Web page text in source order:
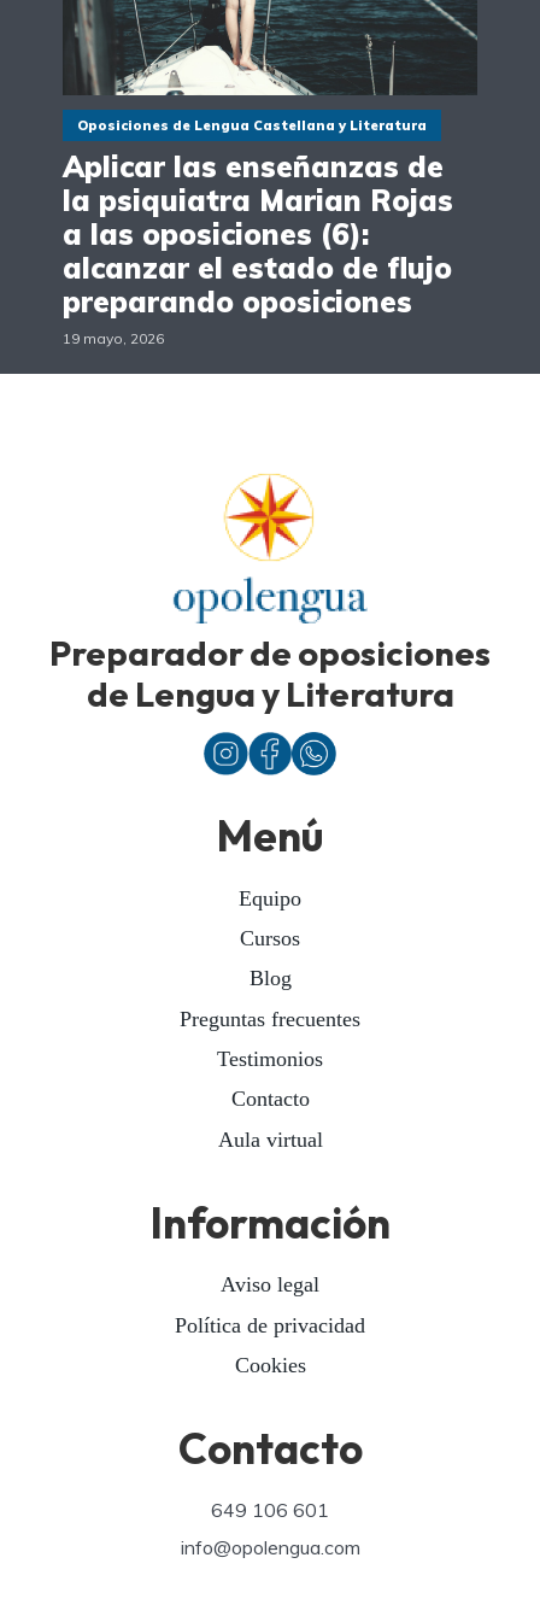
Oposiciones de Lengua Castellana y Literatura
Aplicar las enseñanzas de
la psiquiatra Marian Rojas
a las oposiciones (6):
alcanzar el estado de flujo
preparando oposiciones
19 mayo, 2026
Preparador de oposiciones
de Lengua y Literatura
Menú
Equipo
Cursos
Blog
Preguntas frecuentes
Testimonios
Contacto
Aula virtual
Información
Aviso legal
Política de privacidad
Cookies
Contacto
649 106 601
info@opolengua.com